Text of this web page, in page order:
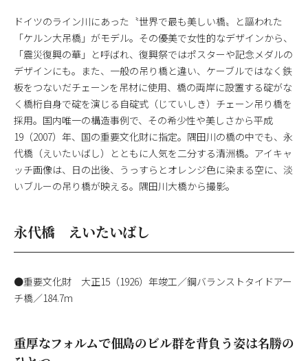
ドイツのライン川にあった〝世界で最も美しい橋〟と謳われた
「ケルン大吊橋」がモデル。その優美で女性的なデザインから、
「震災復興の華」と呼ばれ、復興祭ではポスターや記念メダルの
デザインにも。また、一般の吊り橋と違い、ケーブルではなく鉄
板をつないだチェーンを吊材に使用、橋の両岸に設置する碇がな
く橋桁自身で碇を演じる自碇式（じていしき）チェーン吊り橋を
採用。国内唯一の構造事例で、その希少性や美しさから平成
19（2007）年、国の重要文化財に指定。隅田川の橋の中でも、永
代橋（えいたいばし）とともに人気を二分する清洲橋。アイキャ
ッチ画像は、日の出後、うっすらとオレンジ色に染まる空に、淡
いブルーの吊り橋が映える。隅田川大橋から撮影。
永代橋 えいたいばし
●重要文化財 大正15（1926）年竣工／鋼バランストタイドアー
チ橋／184.7m
重厚なフォルムで佃島のビル群を背負う姿は名勝の